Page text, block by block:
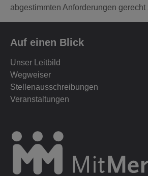
abgestimmten Anforderungen gerecht
Auf einen Blick
Unser Leitbild
Wegweiser
Stellenausschreibungen
Veranstaltungen